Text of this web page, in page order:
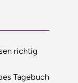
richtig
Tagebuch